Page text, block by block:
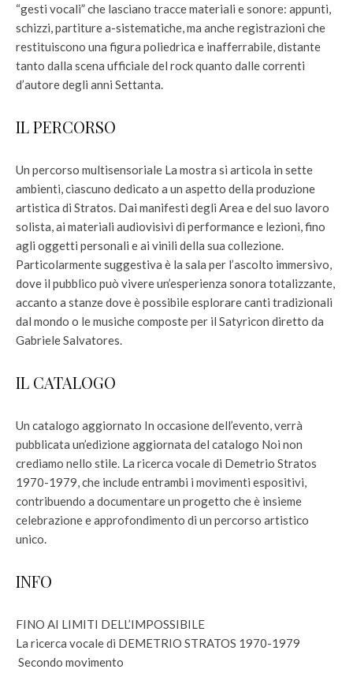
“gesti vocali” che lasciano tracce materiali e sonore: appunti,
schizzi, partiture a-sistematiche, ma anche registrazioni che
restituiscono una figura poliedrica e inafferrabile, distante
tanto dalla scena ufficiale del rock quanto dalle correnti
d’autore degli anni Settanta.
IL PERCORSO
Un percorso multisensoriale La mostra si articola in sette
ambienti, ciascuno dedicato a un aspetto della produzione
artistica di Stratos. Dai manifesti degli Area e del suo lavoro
solista, ai materiali audiovisivi di performance e lezioni, fino
agli oggetti personali e ai vinili della sua collezione.
Particolarmente suggestiva è la sala per l’ascolto immersivo,
dove il pubblico può vivere un’esperienza sonora totalizzante,
accanto a stanze dove è possibile esplorare canti tradizionali
dal mondo o le musiche composte per il Satyricon diretto da
Gabriele Salvatores.
IL CATALOGO
Un catalogo aggiornato In occasione dell’evento, verrà
pubblicata un’edizione aggiornata del catalogo Noi non
crediamo nello stile. La ricerca vocale di Demetrio Stratos
1970-1979, che include entrambi i movimenti espositivi,
contribuendo a documentare un progetto che è insieme
celebrazione e approfondimento di un percorso artistico
unico.
INFO
FINO AI LIMITI DELL’IMPOSSIBILE
La ricerca vocale di DEMETRIO STRATOS 1970-1979
Secondo movimento